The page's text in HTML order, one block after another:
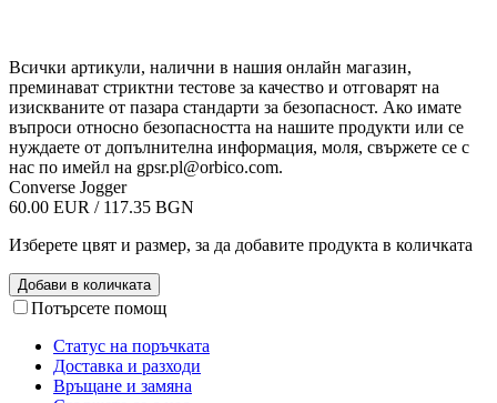
Всички артикули, налични в нашия онлайн магазин,
преминават стриктни тестове за качество и отговарят на
изискваните от пазара стандарти за безопасност. Ако имате
въпроси относно безопасността на нашите продукти или се
нуждаете от допълнителна информация, моля, свържете се с
нас по имейл на gpsr.pl@orbico.com.
Converse Jogger
60.00 EUR / 117.35 BGN
Изберете цвят и размер, за да добавите продукта в количката
Добави в количката
Потърсете помощ
Статус на поръчката
Доставка и разходи
Връщане и замяна